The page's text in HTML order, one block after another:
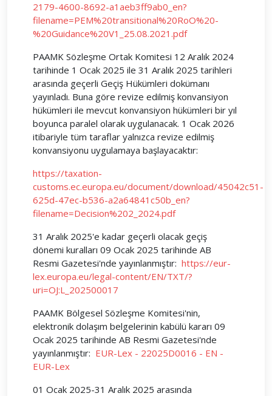
2179-4600-8692-a1aeb3ff9ab0_en?
filename=PEM%20transitional%20RoO%20-
%20Guidance%20V1_25.08.2021.pdf
PAAMK Sözleşme Ortak Komitesi 12 Aralık 2024
tarihinde 1 Ocak 2025 ile 31 Aralık 2025 tarihleri
arasında geçerli Geçiş Hükümleri dokümanı
yayınladı. Buna göre revize edilmiş konvansiyon
hükümleri ile mevcut konvansiyon hükümleri bir yıl
boyunca paralel olarak uygulanacak. 1 Ocak 2026
itibariyle tüm taraflar yalnızca revize edilmiş
konvansiyonu uygulamaya başlayacaktır:
https://taxation-
customs.ec.europa.eu/document/download/45042c51-
625d-47ec-b536-a2a64841c50b_en?
filename=Decision%202_2024.pdf
31 Aralık 2025'e kadar geçerli olacak geçiş
dönemi kuralları 09 Ocak 2025 tarihinde AB
Resmi Gazetesi'nde yayınlanmıştır: https://eur-
lex.europa.eu/legal-content/EN/TXT/?
uri=OJ:L_202500017
PAAMK Bölgesel Sözleşme Komitesi'nin,
elektronik dolaşım belgelerinin kabülü kararı 09
Ocak 2025 tarihinde AB Resmi Gazetesi'nde
yayınlanmıştır: EUR-Lex - 22025D0016 - EN -
EUR-Lex
01 Ocak 2025-31 Aralık 2025 arasında